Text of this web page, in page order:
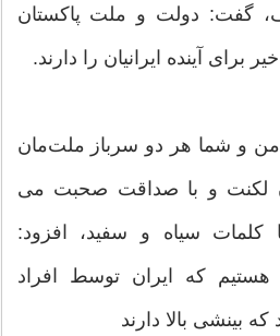
گفت: دولت و ملت پاکستان
برای آینده ایرانیان را دارند.
من و شما هر دو سرباز ملت‌مان
لکنت و با صداقت صحبت می
کلمات سیاه و سفید، افزود:
که ایران توسط افراد
بینشی بالا دارند